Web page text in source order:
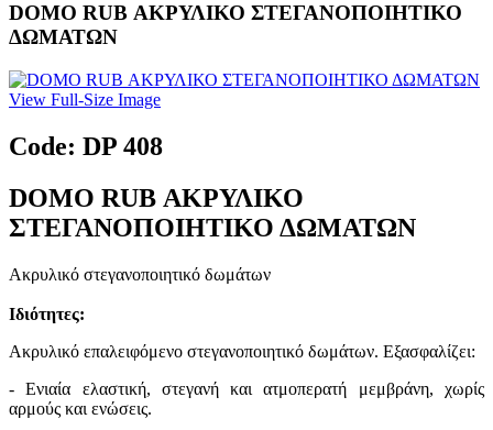
DOMO RUB ΑΚΡΥΛΙΚΟ ΣΤΕΓΑΝΟΠΟΙΗΤΙΚΟ
ΔΩΜΑΤΩΝ
View Full-Size Image
Code: DP 408
DOMO RUB ΑΚΡΥΛΙΚΟ
ΣΤΕΓΑΝΟΠΟΙΗΤΙΚΟ ΔΩΜΑΤΩΝ
Ακρυλικό στεγανοποιητικό δωμάτων
Ιδιότητες:
Ακρυλικό επαλειφόμενο στεγανοποιητικό δωμάτων. Εξασφαλίζει:
- Ενιαία ελαστική, στεγανή και ατμοπερατή μεμβράνη, χωρίς
αρμούς και ενώσεις.